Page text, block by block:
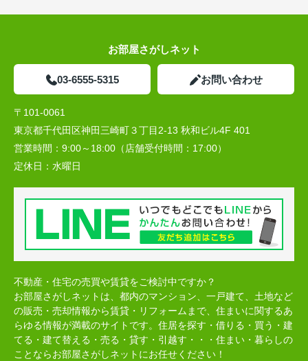
お部屋さがしネット
03-6555-5315 お問い合わせ
〒101-0061
東京都千代田区神田三崎町３丁目2-13 秋和ビル4F 401
営業時間： 9:00～18:00（店舗受付時間：17:00）
定休日： 水曜日
不動産・住宅の売買や賃貸をご検討中ですか？
お部屋さがしネットは、都内のマンション、一戸建て、土地など
の販売・売却情報から賃貸・リフォームまで、住まいに関するあ
らゆる情報が満載のサイトです。住居を探す・借りる・買う・建
てる・建て替える・売る・貸す・引越す・・・住まい・暮らしの
ことならお部屋さがしネットにお任せください！